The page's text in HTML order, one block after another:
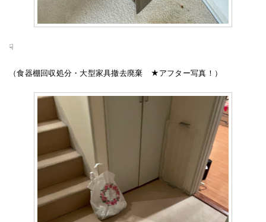
☟
（食器棚回収処分・大型家具撤去廃棄 ★アフター写真！）